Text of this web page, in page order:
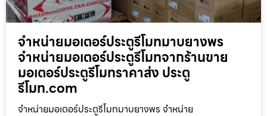
จำหน่ายมอเตอร์ประตูรีโมทมาบยางพร
จำหน่ายมอเตอร์ประตูรีโมทจากร้านขาย
มอเตอร์ประตูรีโมทราคาส่ง ประตู
รีโมท.com
จำหน่ายมอเตอร์ประตูรีโมทมาบยางพร จำหน่าย